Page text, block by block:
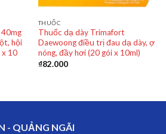
hội
x 10
THUỐC
Thuốc dạ dày Trimafort
Daewoong điều trị đau dạ dày, ợ
nóng, đầy hơi (20 gói x 10ml)
₫82.000
- QUẢNG NGÃI